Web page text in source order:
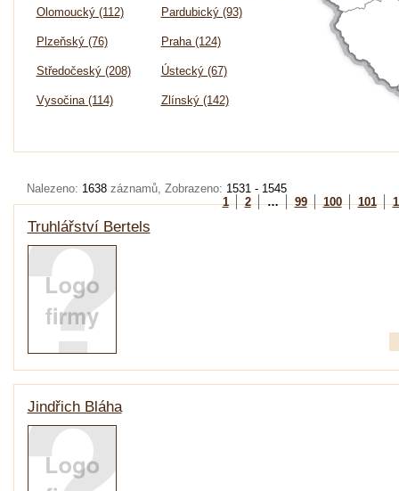
Olomoucký (112) Pardubický (93)
Plzeňský (76) Praha (124)
Středočeský (208) Ústecký (67)
Vysočina (114) Zlínský (142)
Nalezeno: 1638 záznamů, Zobrazeno: 1531 - 1545
1
2 … 99 100 101
Truhlářství Bertels
Jindřich Bláha